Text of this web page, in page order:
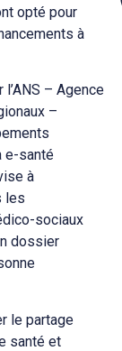
opté pour
à
– Agence
–
e-santé
à
les
sociaux
dossier
le partage
santé et